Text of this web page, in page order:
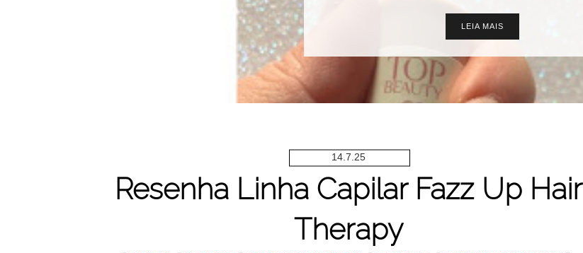
LEIA MAIS
14.7.25
Resenha Linha Capilar Fazz Up Hair
Therapy